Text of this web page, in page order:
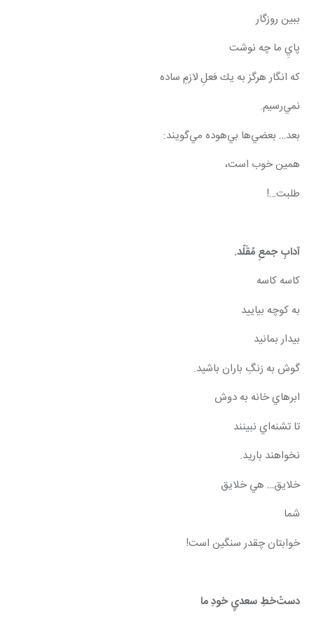
ببين روزگار
پايِ ما چه نوشت
كه انگار هرگز به يك فعلِ لازمِ ساده
نمي‌رسيم.
بعد… بعضي‌ها بي‌هوده مي‌گويند:
همين خوب است،
طلبت…!
آدابِ جمعِ مُقَلّد.
كاسه كاسه
به كوچه بياييد
بيدار بمانيد
گوش به زنگِ باران باشيد.
ابرهاي خانه به دوش
تا تشنه‌اي نبينند
نخواهند باريد.
خلايق… هي خلايق
شما
خوابتان چقدر سنگين است!
دستْ‌خطِ سعديِ خودِ ما